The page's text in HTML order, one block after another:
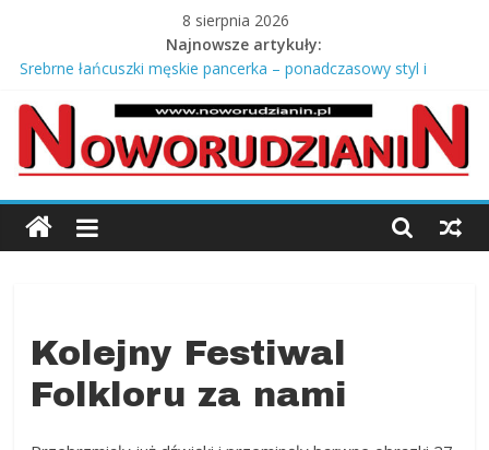
content
8 sierpnia 2026
Najnowsze artykuły:
Srebrne łańcuszki męskie pancerka – ponadczasowy styl i
Jagody prosto z krzaczka
Jak oceniasz stan dróg w swojej miejscowości?
Stary młyn i salony Europy – opowieść Józefa Kmity
Noworudzianin.pl
Kłodzki,
Słupiec,
Ścinawka,
ziemia
Kolejny Festiwal
Folkloru za nami